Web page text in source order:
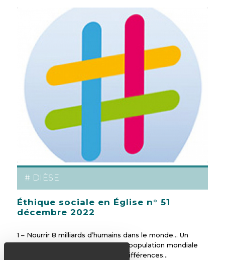
# DIÈSE
Éthique sociale en Église n° 51
décembre 2022
1 – Nourrir 8 milliards d’humains dans le monde… Un
chiffre qui a marqué l’opinion. Le population mondiale
est en augmentation, avec des différences…